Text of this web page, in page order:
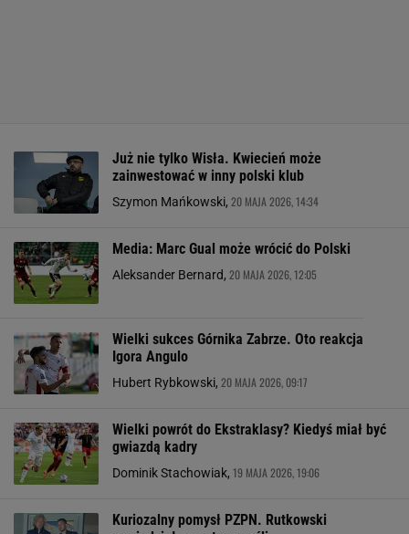
Już nie tylko Wisła. Kwiecień może
zainwestować w inny polski klub
Szymon Mańkowski, 20 MAJA 2026, 14:34
Media: Marc Gual może wrócić do Polski
Aleksander Bernard, 20 MAJA 2026, 12:05
Wielki sukces Górnika Zabrze. Oto reakcja
Igora Angulo
Hubert Rybkowski, 20 MAJA 2026, 09:17
Wielki powrót do Ekstraklasy? Kiedyś miał być
gwiazdą kadry
Dominik Stachowiak, 19 MAJA 2026, 19:06
Kuriozalny pomysł PZPN. Rutkowski